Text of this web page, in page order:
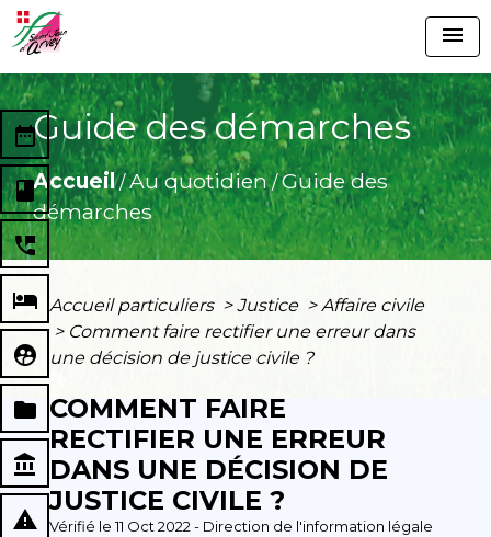
menu
Guide des démarches
Accueil/Au quotidien/Guide des
démarches
date_range
book
perm_phone_msg
local_hotel
supervised_user_circle
folder
account_balance
report_problem
Accueil particuliers > Justice > Affaire civile
> Comment faire rectifier une erreur dans
une décision de justice civile ?
COMMENT FAIRE
RECTIFIER UNE ERREUR
DANS UNE DÉCISION DE
JUSTICE CIVILE ?
Vérifié le 11 Oct 2022 - Direction de l'information légale